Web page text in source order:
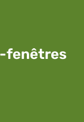
fenêtres